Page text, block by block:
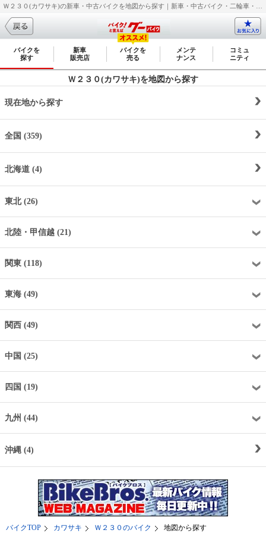
バイクを
探す
新車
販売店
バイクを
売る
メンテ
ナンス
コミュ
ニティ
Ｗ２３０(カワサキ)を地図から探す
現在地から探す
全国 (359)
北海道 (4)
東北 (26)
北陸・甲信越 (21)
関東 (118)
東海 (49)
関西 (49)
中国 (25)
四国 (19)
九州 (44)
沖縄 (4)
バイクTOP カワサキ Ｗ２３０のバイク 地図から探す